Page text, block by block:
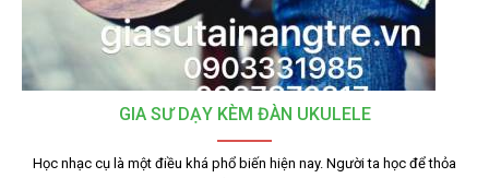
GIA SƯ DẠY KÈM ĐÀN UKULELE
Học nhạc cụ là một điều khá phổ biến hiện nay. Người ta học để thỏa